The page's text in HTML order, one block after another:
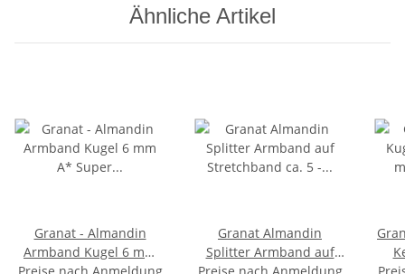
Ähnliche Artikel
Granat - Almandin
Armband Kugel 6 mm
Granat Almandin
Splitter Armband auf